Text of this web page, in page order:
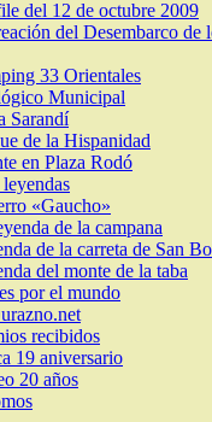
del 12 de octubre 2009
del Desembarco de
33 Orientales
Municipal
Sarandí
de la Hispanidad
en Plaza Rodó
«Gaucho»
de la campana
de la carreta de San
del monte de la taba
por el mundo
recibidos
19 aniversario
20 años